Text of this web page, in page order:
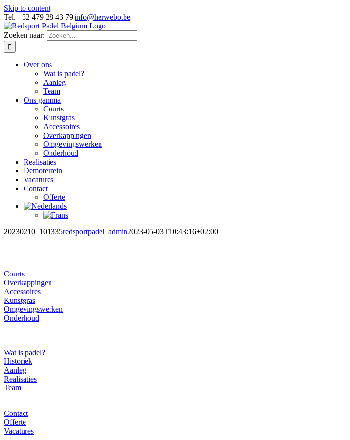
Skip to content
Tel. +32 479 28 43 79|info@herwebo.be
Zoeken naar:
Over ons
Wat is padel?
Aanleg
Team
Ons gamma
Courts
Kunstgras
Accessoires
Overkappingen
Omgevingswerken
Onderhoud
Realisaties
Demoterrein
Vacatures
Contact
Offerte
20230210_101335redsportpadel_admin2023-05-03T10:43:16+02:00
Courts
Overkappingen
Accessoires
Kunstgras
Omgevingswerken
Onderhoud
Wat is padel?
Historiek
Aanleg
Realisaties
Team
Contact
Offerte
Vacatures